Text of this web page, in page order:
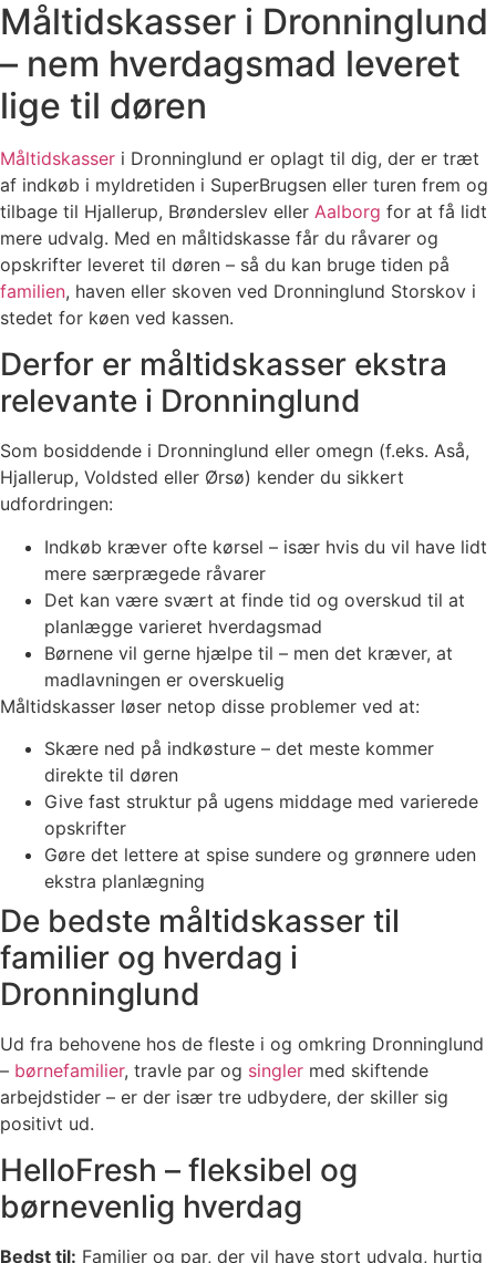
Måltidskasser i Dronninglund
– nem hverdagsmad leveret
lige til døren
Måltidskasser i Dronninglund er oplagt til dig, der er træt
af indkøb i myldretiden i SuperBrugsen eller turen frem og
tilbage til Hjallerup, Brønderslev eller Aalborg for at få lidt
mere udvalg. Med en måltidskasse får du råvarer og
opskrifter leveret til døren – så du kan bruge tiden på
familien, haven eller skoven ved Dronninglund Storskov i
stedet for køen ved kassen.
Derfor er måltidskasser ekstra
relevante i Dronninglund
Som bosiddende i Dronninglund eller omegn (f.eks. Aså,
Hjallerup, Voldsted eller Ørsø) kender du sikkert
udfordringen:
Indkøb kræver ofte kørsel – især hvis du vil have lidt
mere særprægede råvarer
Det kan være svært at finde tid og overskud til at
planlægge varieret hverdagsmad
Børnene vil gerne hjælpe til – men det kræver, at
madlavningen er overskuelig
Måltidskasser løser netop disse problemer ved at:
Skære ned på indkøsture – det meste kommer
direkte til døren
Give fast struktur på ugens middage med varierede
opskrifter
Gøre det lettere at spise sundere og grønnere uden
ekstra planlægning
De bedste måltidskasser til
familier og hverdag i
Dronninglund
Ud fra behovene hos de fleste i og omkring Dronninglund
– børnefamilier, travle par og singler med skiftende
arbejdstider – er der især tre udbydere, der skiller sig
positivt ud.
HelloFresh – fleksibel og
børnevenlig hverdag
Bedst til: Familier og par, der vil have stort udvalg, hurtig